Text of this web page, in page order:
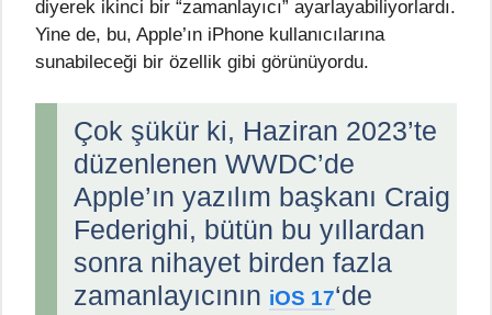
diyerek ikinci bir “zamanlayıcı” ayarlayabiliyorlardı.
Yine de, bu, Apple’ın iPhone kullanıcılarına
sunabileceği bir özellik gibi görünüyordu.
Çok şükür ki, Haziran 2023’te
düzenlenen WWDC’de
Apple’ın yazılım başkanı Craig
Federighi, bütün bu yıllardan
sonra nihayet birden fazla
zamanlayıcının iOS 17‘de